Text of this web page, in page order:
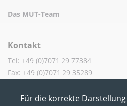
Das MUT-Team
Kontakt
Tel: +49 (0)7071 29 77384
Fax: +49 (0)7071 29 35289
MUT in den Sozialen Medien
Für die korrekte